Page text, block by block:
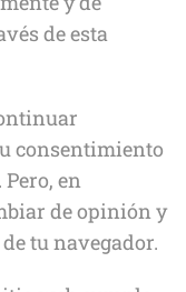
de esta
consentimiento
en
de opinión y
tu navegador.